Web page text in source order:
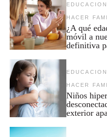
EDUCACION
HACER
¿A qué
móvil a
definitiva
EDUCACION
HACER
Niños
exterior